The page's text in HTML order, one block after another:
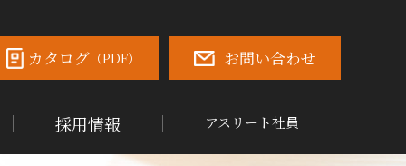
カタログ （PDF） お問い合わせ
採用情報 アスリート社員